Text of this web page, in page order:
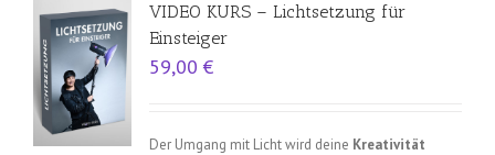
VIDEO KURS – Lichtsetzung für
Einsteiger
59,00 €
Der Umgang mit Licht wird deine Kreativität